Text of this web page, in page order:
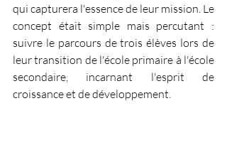
qui capturera l'essence de leur mission. Le
concept était simple mais percutant :
suivre le parcours de trois élèves lors de
leur transition de l'école primaire à l'école
secondaire, incarnant l'esprit de
croissance et de développement.